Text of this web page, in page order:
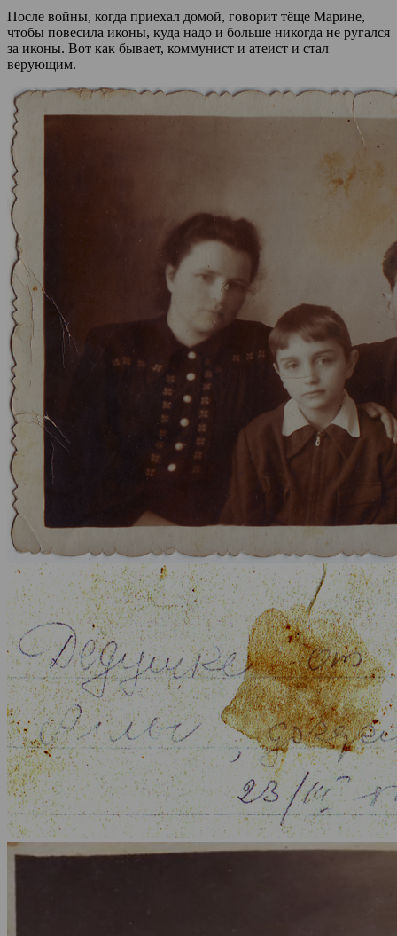
После войны, когда приехал домой, говорит тёще Марине,
чтобы повесила иконы, куда надо и больше никогда не ругался
за иконы. Вот как бывает, коммунист и атеист и стал
верующим.